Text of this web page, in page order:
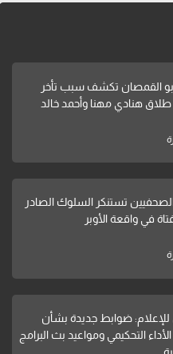
القمصان تكشف سبب تأخر
طلاق هنادي مهنا وأحمد خالد
الصحفيين تستنكر السلوك الصادر
في واقعة الأوبر
للإعلام: ضوابط جديدة بشأن
التحكيمي ومواعيد بث البرامج